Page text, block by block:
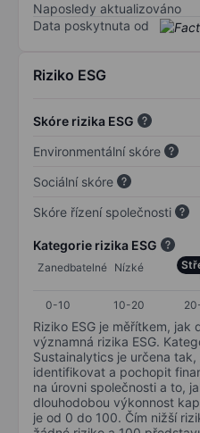
Naposledy aktualizováno
Data poskytnuta od
Riziko ESG
Skóre rizika ESG
Environmentální skóre
Sociální skóre
Skóre řízení společnosti
Kategorie rizika ESG
Zanedbatelné Nízké
0-10
10-20
Riziko ESG je měřítkem, jak
významná rizika ESG.
Sustainalytics je určena
identifikovat a pochopit
na úrovni společnosti a to,
dlouhodobou výkonnost
je od 0 do 100. Čím nižší